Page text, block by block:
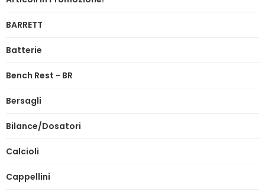
BARRETT
Batterie
Bench Rest - BR
Bersagli
Bilance/Dosatori
Calcioli
Cappellini